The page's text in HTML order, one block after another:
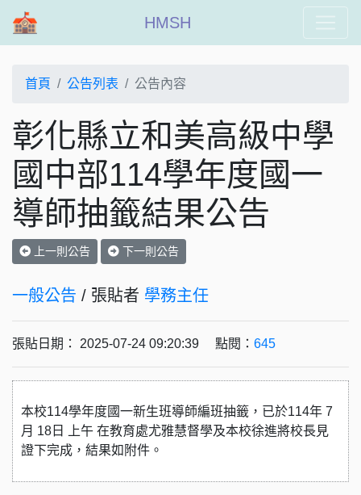
HMSH
首頁 公告列表 公告內容
彰化縣立和美高級中學
國中部114學年度國一
導師抽籤結果公告
上一則公告 下一則公告
一般公告 / 張貼者 學務主任
張貼日期： 2025-07-24 09:20:39 點閱： 645
本校114學年度國一新生班導師編班抽籤，已於114年 7
月 18日 上午 在教育處尤雅慧督學及本校徐進將校長見
證下完成，結果如附件。